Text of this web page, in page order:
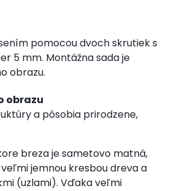
pomocou dvoch skrutiek s
5 mm. Montážna sada je
obrazu.
obrazu
a pôsobia prirodzene,
breza je sametovo matná,
jemnou kresbou dreva a
(uzlami). Vďaka veľmi